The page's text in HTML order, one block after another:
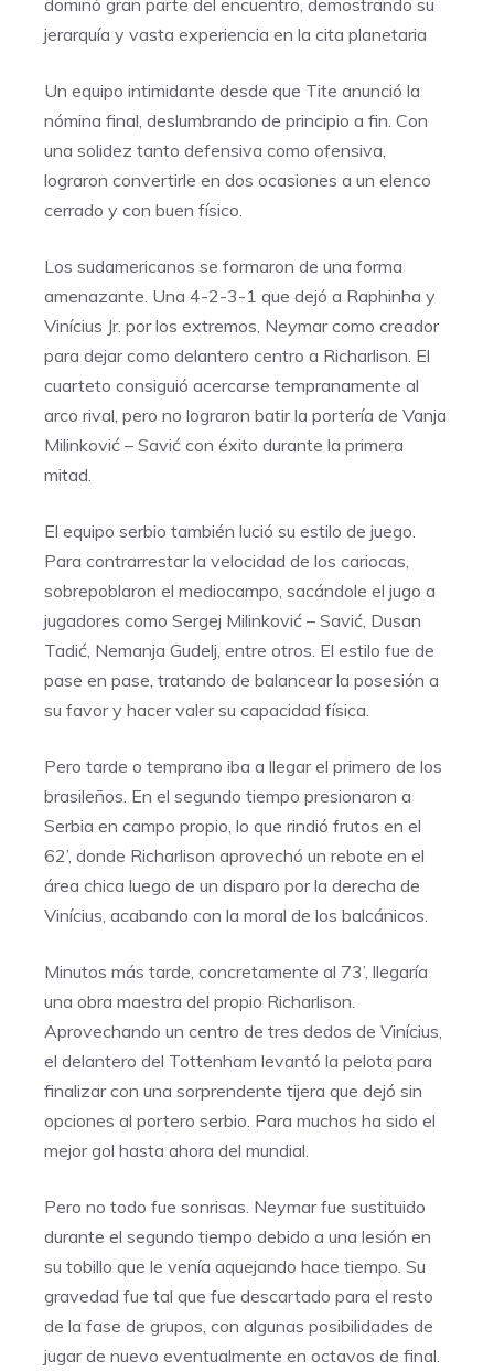
dominó gran parte del encuentro, demostrando su
jerarquía y vasta experiencia en la cita planetaria
Un equipo intimidante desde que Tite anunció la
nómina final, deslumbrando de principio a fin. Con
una solidez tanto defensiva como ofensiva,
lograron convertirle en dos ocasiones a un elenco
cerrado y con buen físico.
Los sudamericanos se formaron de una forma
amenazante. Una 4-2-3-1 que dejó a Raphinha y
Vinícius Jr. por los extremos, Neymar como creador
para dejar como delantero centro a Richarlison. El
cuarteto consiguió acercarse tempranamente al
arco rival, pero no lograron batir la portería de Vanja
Milinković – Savić con éxito durante la primera
mitad.
El equipo serbio también lució su estilo de juego.
Para contrarrestar la velocidad de los cariocas,
sobrepoblaron el mediocampo, sacándole el jugo a
jugadores como Sergej Milinković – Savić, Dusan
Tadić, Nemanja Gudelj, entre otros. El estilo fue de
pase en pase, tratando de balancear la posesión a
su favor y hacer valer su capacidad física.
Pero tarde o temprano iba a llegar el primero de los
brasileños. En el segundo tiempo presionaron a
Serbia en campo propio, lo que rindió frutos en el
62’, donde Richarlison aprovechó un rebote en el
área chica luego de un disparo por la derecha de
Vinícius, acabando con la moral de los balcánicos.
Minutos más tarde, concretamente al 73’, llegaría
una obra maestra del propio Richarlison.
Aprovechando un centro de tres dedos de Vinícius,
el delantero del Tottenham levantó la pelota para
finalizar con una sorprendente tijera que dejó sin
opciones al portero serbio. Para muchos ha sido el
mejor gol hasta ahora del mundial.
Pero no todo fue sonrisas. Neymar fue sustituido
durante el segundo tiempo debido a una lesión en
su tobillo que le venía aquejando hace tiempo. Su
gravedad fue tal que fue descartado para el resto
de la fase de grupos, con algunas posibilidades de
jugar de nuevo eventualmente en octavos de final.